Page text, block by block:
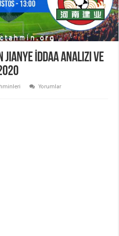
Jianye İddaa Analizi ve
Yorumlar